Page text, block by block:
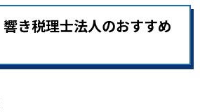
き税理士法人のおすすめ